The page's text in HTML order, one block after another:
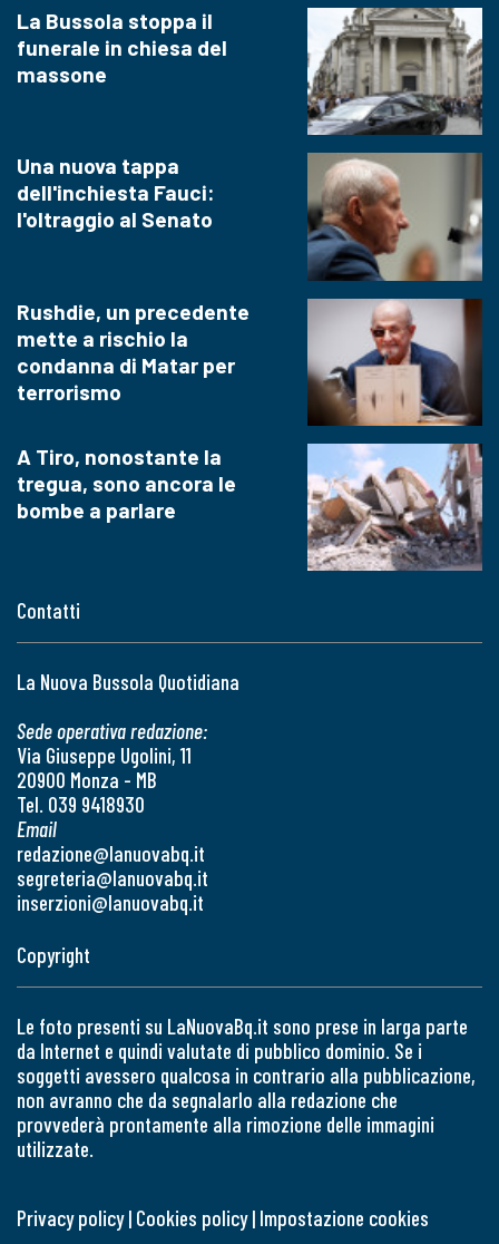
Contatti
La Nuova Bussola Quotidiana
Sede operativa redazione:
Via Giuseppe Ugolini, 11
20900 Monza - MB
Tel. 039 9418930
Email
redazione@lanuovabq.it
segreteria@lanuovabq.it
inserzioni@lanuovabq.it
La Bussola stoppa il
funerale in chiesa del
massone
Una nuova tappa
dell'inchiesta Fauci:
l'oltraggio al Senato
Rushdie, un precedente
mette a rischio la
condanna di Matar per
terrorismo
A Tiro, nonostante la
tregua, sono ancora le
bombe a parlare
Copyright
Le foto presenti su LaNuovaBq.it sono prese in larga parte
da Internet e quindi valutate di pubblico dominio. Se i
soggetti avessero qualcosa in contrario alla pubblicazione,
non avranno che da segnalarlo alla redazione che
provvederà prontamente alla rimozione delle immagini
utilizzate.
Privacy policy| Cookies policy| Impostazione cookies